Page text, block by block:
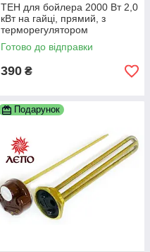
ТЕН для бойлера 2000 Вт 2,0
кВт на гайці, прямий, з
терморегулятором
Готово до відправки
390 ₴
Подарунок